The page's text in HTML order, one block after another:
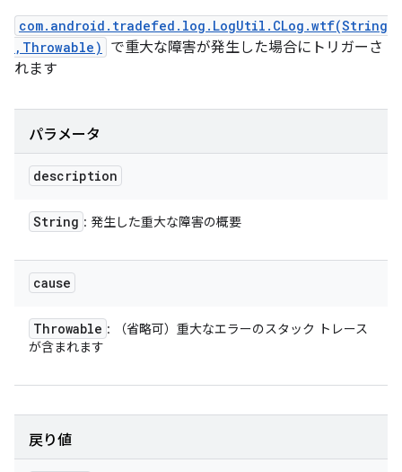
com.android.tradefed.log.LogUtil.CLog.wtf(String
,Throwable)
で重大な障害が発生した場合にトリガーさ
れます
パラメータ
description
String : 発生した重大な障害の概要
cause
Throwable : （省略可）重大なエラーのスタック トレース
が含まれます
戻り値